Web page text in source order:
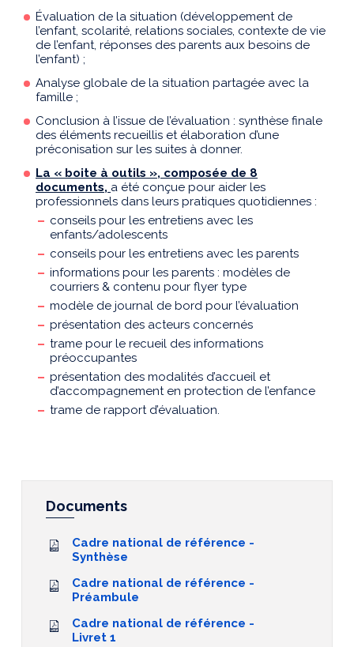
Évaluation de la situation (développement de
l’enfant, scolarité, relations sociales, contexte de vie
de l’enfant, réponses des parents aux besoins de
l’enfant) ;
Analyse globale de la situation partagée avec la
famille ;
Conclusion à l’issue de l’évaluation : synthèse finale
des éléments recueillis et élaboration d’une
préconisation sur les suites à donner.
La « boite à outils », composée de 8
documents, a été conçue pour aider les
professionnels dans leurs pratiques quotidiennes :
conseils pour les entretiens avec les
enfants/adolescents
conseils pour les entretiens avec les parents
informations pour les parents : modèles de
courriers & contenu pour flyer type
modèle de journal de bord pour l’évaluation
présentation des acteurs concernés
trame pour le recueil des informations
préoccupantes
présentation des modalités d’accueil et
d’accompagnement en protection de l’enfance
trame de rapport d’évaluation.
Documents
Cadre national de référence -
Synthèse
Cadre national de référence -
Préambule
Cadre national de référence -
Livret 1